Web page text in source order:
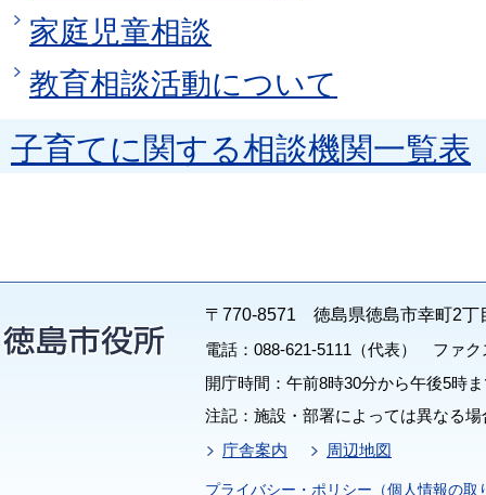
家庭児童相談
教育相談活動について
子育てに関する相談機関一覧表
〒770-8571 徳島県徳島市幸町2丁
電話：088-621-5111（代表） ファク
開庁時間：午前8時30分から午後5時
注記：施設・部署によっては異なる
庁舎案内
周辺地図
プライバシー・ポリシー（個人情報の取